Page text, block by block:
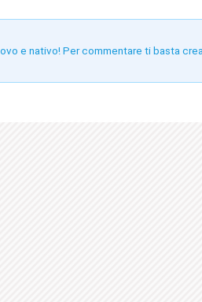
e nativo! Per commentare ti basta